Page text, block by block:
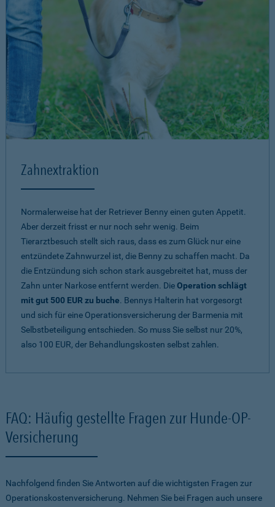
Zahnextraktion
Normalerweise hat der Retriever Benny einen guten Appetit.
Aber derzeit frisst er nur noch sehr wenig. Beim
Tierarztbesuch stellt sich raus, dass es zum Glück nur eine
entzündete Zahnwurzel ist, die Benny zu schaffen macht. Da
die Entzündung sich schon stark ausgebreitet hat, muss der
Zahn unter Narkose entfernt werden. DieOperation schlägt
mit gut 500 EUR zu buche. Bennys Halterin hat vorgesorgt
und sich für eine Operationsversicherung der Barmenia mit
Selbstbeteiligung entschieden. So muss Sie selbst nur 20%,
also 100 EUR, der Behandlungskosten selbst zahlen.
FAQ: Häufig gestellte Fragen zur Hunde-OP-
Versicherung
Nachfolgend finden Sie Antworten auf die wichtigsten Fragen zur
Operationskostenversicherung. Nehmen Sie bei Fragen auch unsere